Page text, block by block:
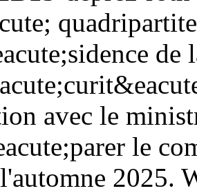
avec le
le
2025.